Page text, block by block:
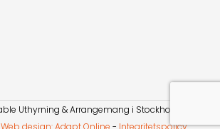
Uthyrning & Arrangemang i Stockholm AB. All
Web design: Adapt Online - Integritetspolicy